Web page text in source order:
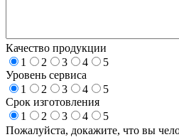
Качество продукции
1
2 3 4
5
Уровень сервиса
1
2 3 4
5
Срок изготовления
1
2 3 4
5
Пожалуйста, докажите, что вы